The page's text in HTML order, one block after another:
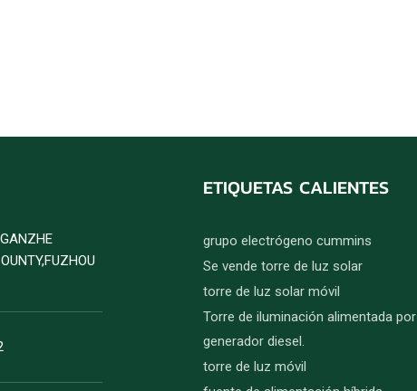
ETIQUETAS CALIENTES
grupo electrógeno cummins
Se vende torre de luz solar
torre de luz solar móvil
Torre de iluminación alimentada por
generador diesel.
torre de luz móvil